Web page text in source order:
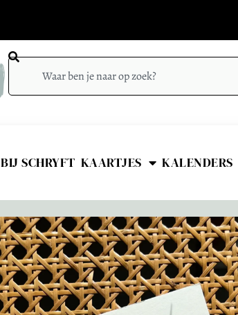
SCHRYFT KAARTJES KALENDERS